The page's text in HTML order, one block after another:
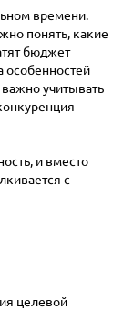
времени.
понять, какие
бюджет
особенностей
учитывать
и вместо
с
целевой